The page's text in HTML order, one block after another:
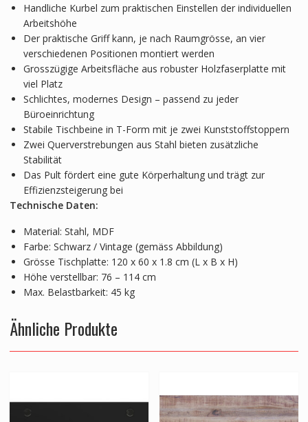
Handliche Kurbel zum praktischen Einstellen der individuellen
Arbeitshöhe
Der praktische Griff kann, je nach Raumgrösse, an vier
verschiedenen Positionen montiert werden
Grosszügige Arbeitsfläche aus robuster Holzfaserplatte mit
viel Platz
Schlichtes, modernes Design – passend zu jeder
Büroeinrichtung
Stabile Tischbeine in T-Form mit je zwei Kunststoffstoppern
Zwei Querverstrebungen aus Stahl bieten zusätzliche
Stabilität
Das Pult fördert eine gute Körperhaltung und trägt zur
Effizienzsteigerung bei
Technische Daten:
Material: Stahl, MDF
Farbe: Schwarz / Vintage (gemäss Abbildung)
Grösse Tischplatte: 120 x 60 x 1.8 cm (L x B x H)
Höhe verstellbar: 76 – 114 cm
Max. Belastbarkeit: 45 kg
Ähnliche Produkte